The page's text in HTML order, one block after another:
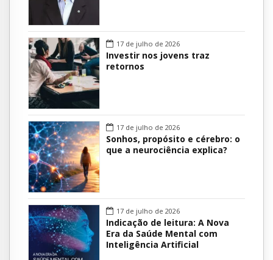
17 de julho de 2026
Investir nos jovens traz
retornos
17 de julho de 2026
Sonhos, propósito e cérebro: o
que a neurociência explica?
17 de julho de 2026
Indicação de leitura: A Nova
Era da Saúde Mental com
Inteligência Artificial